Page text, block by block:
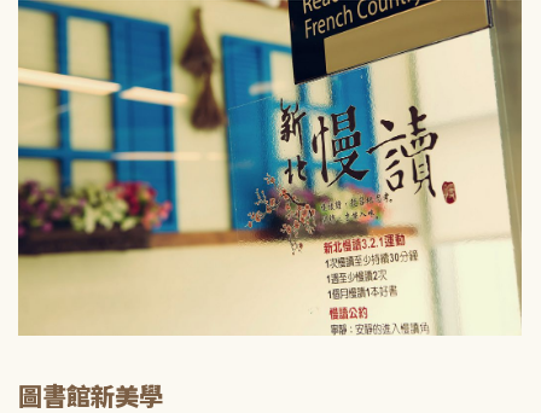
圖書館新美學